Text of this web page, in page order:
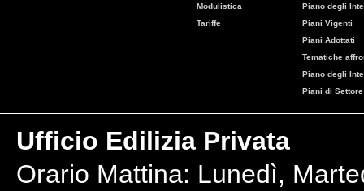
Modulistica
Tariffe
Piano degli
Piani Vigenti
Piani Adottati
Tematiche
Piano degli
Piani di Settore
Ufficio Edilizia Privata
Orario Mattina: Lunedì,